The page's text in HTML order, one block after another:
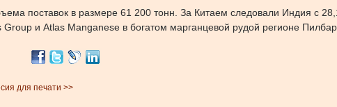
поставок в размере 61 200 тонн. За Китаем следовали Индия с
и Atlas Manganese в богатом марганцевой рудой регионе
для печати >>